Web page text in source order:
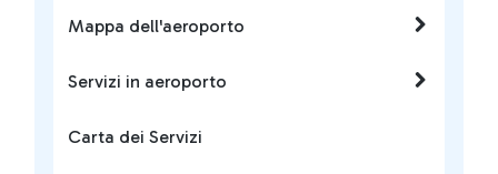
Mappa dell'aeroporto
Servizi in aeroporto
Carta dei Servizi